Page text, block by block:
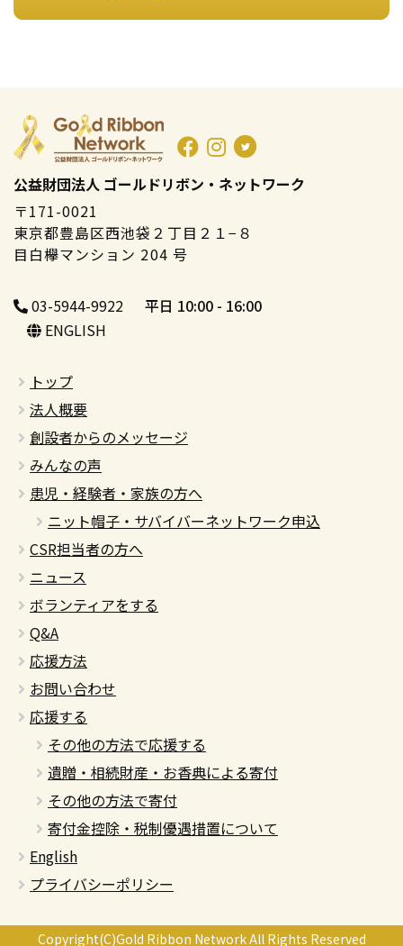
公益財団法人 ゴールドリボン・ネットワーク
〒171-0021
東京都豊島区西池袋２丁目２１−８
目白欅マンション 204 号
03-5944-9922
平日 10:00 - 16:00
ENGLISH
トップ
法人概要
創設者からのメッセージ
みんなの声
患児・経験者・家族の方へ
ニット帽子・サバイバーネットワーク申込
CSR担当者の方へ
ニュース
ボランティアをする
Q&A
応援方法
お問い合わせ
応援する
その他の方法で応援する
遺贈・相続財産・お香典による寄付
その他の方法で寄付
寄付金控除・税制優遇措置について
English
プライバシーポリシー
Copyright(C)Gold Ribbon Network All Rights Reserved